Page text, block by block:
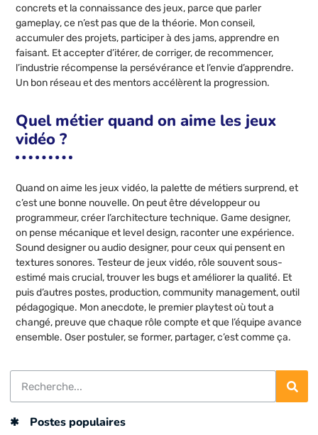
concrets et la connaissance des jeux, parce que parler
gameplay, ce n’est pas que de la théorie. Mon conseil,
accumuler des projets, participer à des jams, apprendre en
faisant. Et accepter d’itérer, de corriger, de recommencer,
l’industrie récompense la persévérance et l’envie d’apprendre.
Un bon réseau et des mentors accélèrent la progression.
Quel métier quand on aime les jeux
vidéo ?
Quand on aime les jeux vidéo, la palette de métiers surprend, et
c’est une bonne nouvelle. On peut être développeur ou
programmeur, créer l’architecture technique. Game designer,
on pense mécanique et level design, raconter une expérience.
Sound designer ou audio designer, pour ceux qui pensent en
textures sonores. Testeur de jeux vidéo, rôle souvent sous-
estimé mais crucial, trouver les bugs et améliorer la qualité. Et
puis d’autres postes, production, community management, outil
pédagogique. Mon anecdote, le premier playtest où tout a
changé, preuve que chaque rôle compte et que l’équipe avance
ensemble. Oser postuler, se former, partager, c’est comme ça.
Postes populaires